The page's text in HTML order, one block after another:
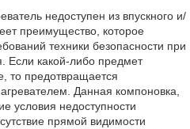
недоступен из впускного и/
преимущество, которое
техники безопасности при
Если какой-либо предмет
то предотвращается
Данная компоновка,
условия недоступности
прямой видимости